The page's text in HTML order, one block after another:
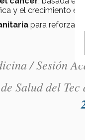
y el crecimiento
para reforzar
/ Sesión
Salud del